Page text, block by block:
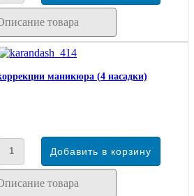
товара
маникюра (4 насадки)
товара